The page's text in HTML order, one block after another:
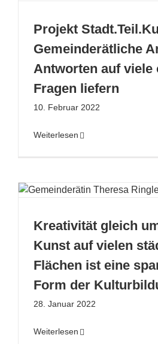
Projekt
Gemeinderätliche
Antworten auf viele
Fragen liefern
10. Februar 2022
Weiterlesen
Kreativität gleich
Kunst auf vielen
Flächen ist eine
Form der
28. Januar 2022
Weiterlesen